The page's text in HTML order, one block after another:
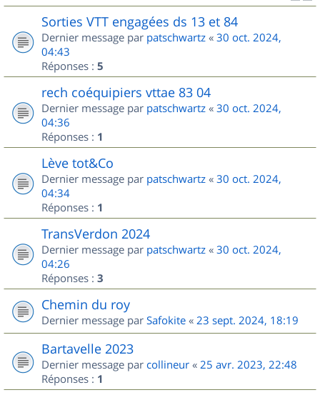
Sorties VTT engagées ds 13 et 84
Dernier message par patschwartz « 30 oct. 2024,
04:43
Réponses : 5
rech coéquipiers vttae 83 04
Dernier message par patschwartz « 30 oct. 2024,
04:36
Réponses : 1
Lève tot&Co
Dernier message par patschwartz « 30 oct. 2024,
04:34
Réponses : 1
TransVerdon 2024
Dernier message par patschwartz « 30 oct. 2024,
04:26
Réponses : 3
Chemin du roy
Dernier message par Safokite « 23 sept. 2024, 18:19
Bartavelle 2023
Dernier message par collineur « 25 avr. 2023, 22:48
Réponses : 1